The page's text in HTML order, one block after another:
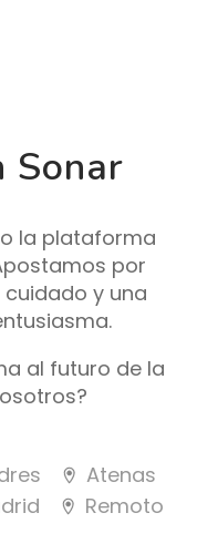
Sonar
la plataforma
por
y una
al futuro de la
Atenas
Remoto